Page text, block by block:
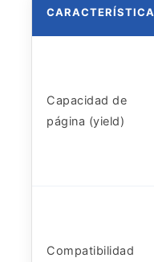
CARACTERÍSTICA
Capacidad de
página (yield)
Compatibilidad